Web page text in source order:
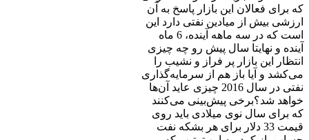
که برای فعالان این بازار پاسخ به آن
ارزشی بیش از میادین نفتی دارد این
است که در سه ماهه آینده، 6 ماه
آینده و نهایتا سال پیش رو چه چیزی
انتظار این بازار پر فراز و نشیب را
می‌کشد و آیا باز هم از سرمایه‌گذاری
نفتی در سال 2016 چیزی عاید آن‌ها
خواهد شد؟برخی پیش‌بینی می‌کنند
که برای سال نوی میلادی باید روی
قیمت 33 دلار برای هر بشکه نفت